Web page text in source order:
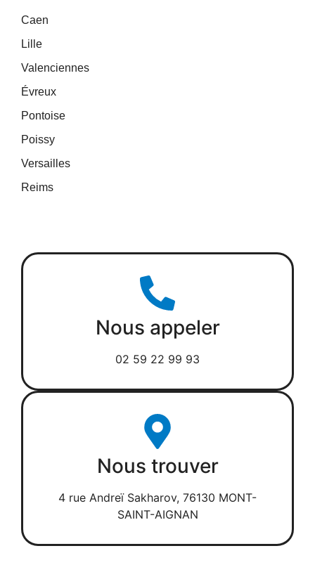
Caen
Lille
Valenciennes
Évreux
Pontoise
Poissy
Versailles
Reims
Nous appeler
02 59 22 99 93
Nous trouver
4 rue Andreï Sakharov, 76130 MONT-
SAINT-AIGNAN